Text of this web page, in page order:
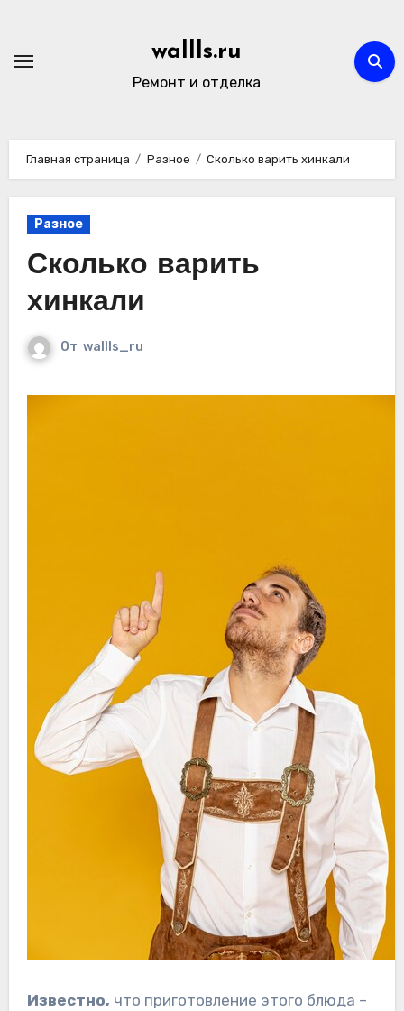
содержимому
wallls.ru
Ремонт и отделка
Главная страница Разное Сколько варить хинкали
Разное
Сколько варить
хинкали
От wallls_ru
Известно, что приготовление этого блюда –